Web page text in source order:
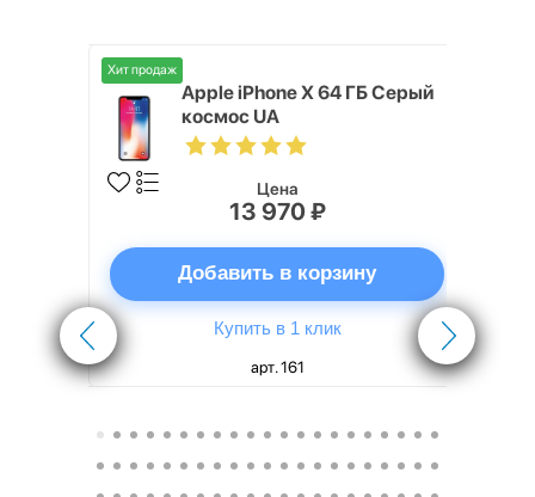
Хит продаж
Apple iPhone X 64 ГБ Серый
космос UA
Цена
13 970 ₽
Добавить в корзину
Купить в 1 клик
арт. 161